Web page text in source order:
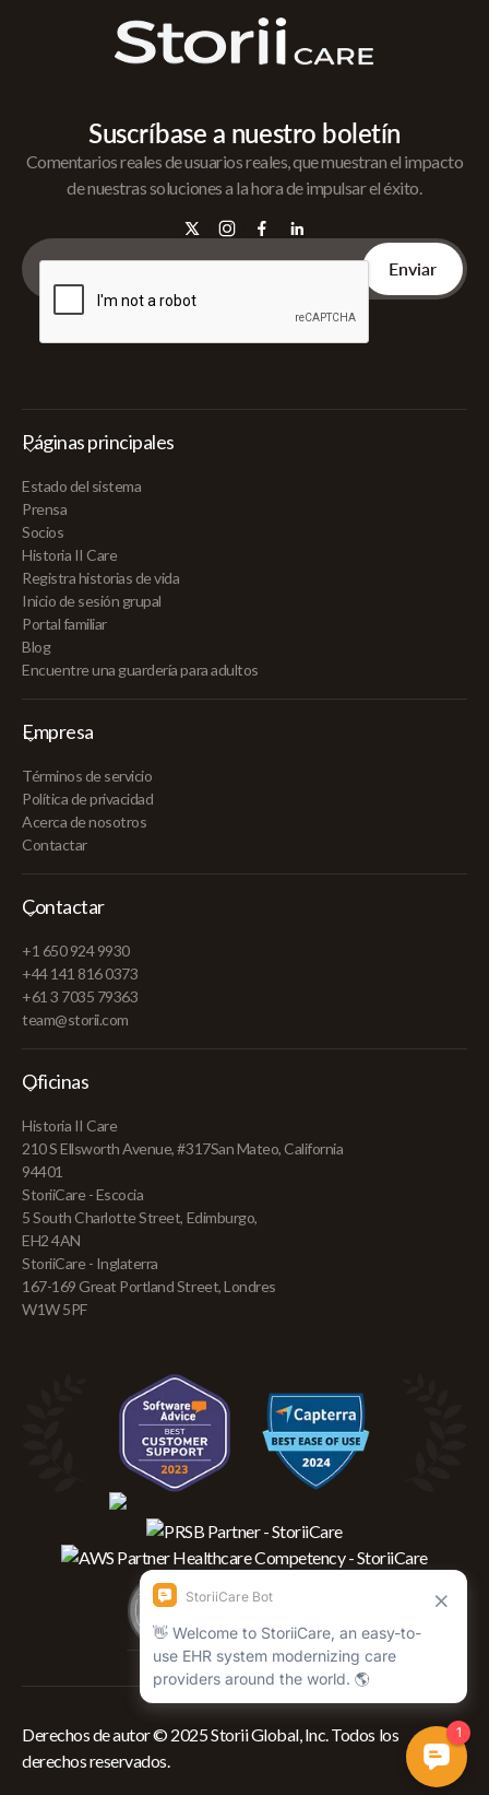
Suscríbase a nuestro boletín
Comentarios reales de usuarios reales, que muestran el impacto
de nuestras soluciones a la hora de impulsar el éxito.
Páginas principales
Estado del sistema
Prensa
Socios
Historia II Care
Registra historias de vida
Inicio de sesión grupal
Portal familiar
Blog
Encuentre una guardería para adultos
Empresa
Términos de servicio
Política de privacidad
Acerca de nosotros
Contactar
Contactar
+1 650 924 9930
+44 141 816 0373
+61 3 7035 79363
team@storii.com
Oficinas
Historia II Care
210 S Ellsworth Avenue, #317San Mateo, California
94401
StoriiCare - Escocia
5 South Charlotte Street, Edimburgo,
EH2 4AN
StoriiCare - Inglaterra
167-169 Great Portland Street, Londres
W1W 5PF
Derechos de autor © 2025 Storii Global, Inc. Todos los
derechos reservados.